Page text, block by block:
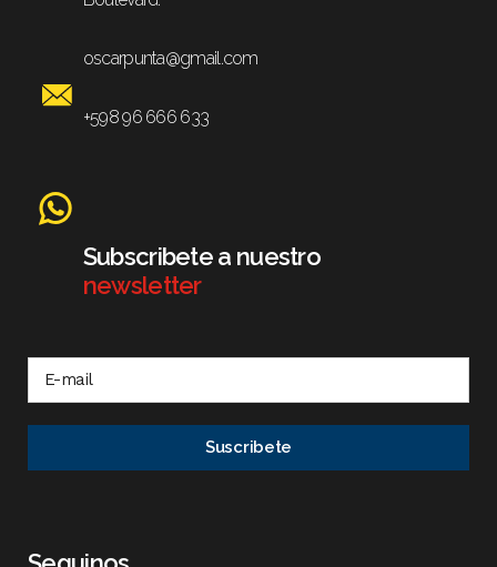
oscarpunta@gmail.com
+598 96 666 633
Subscribete a nuestro
newsletter